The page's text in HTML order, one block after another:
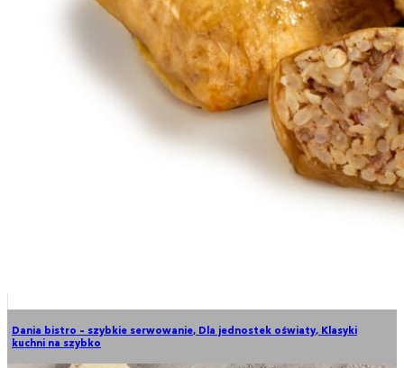
Dania bistro – szybkie serwowanie, Dla jednostek oświaty, Klasyki
kuchni na szybko